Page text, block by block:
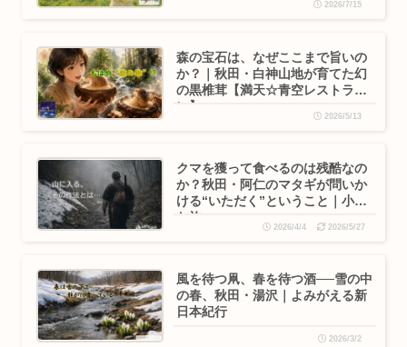
2026/7/15
森の宝石は、なぜここまで旨いの
か？｜秋田・白神山地が育てた幻
の黒椎茸【満天☆青空レストラ
ン】
2026/5/13
クマを獲って食べるのは残酷なの
か？秋田・阿仁のマタギが問いか
ける“いただく”ということ｜小さ
な旅
2026/4/4 2026/5/27
風を待つ凧、春を待つ酒──雪の中
の春、秋田・湯沢｜よみがえる新
日本紀行
2026/3/2